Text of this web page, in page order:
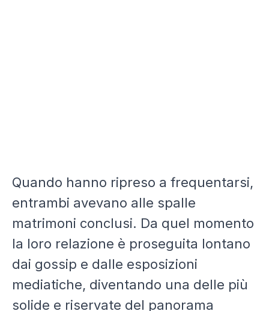
Quando hanno ripreso a frequentarsi,
entrambi avevano alle spalle
matrimoni conclusi. Da quel momento
la loro relazione è proseguita lontano
dai gossip e dalle esposizioni
mediatiche, diventando una delle più
solide e riservate del panorama